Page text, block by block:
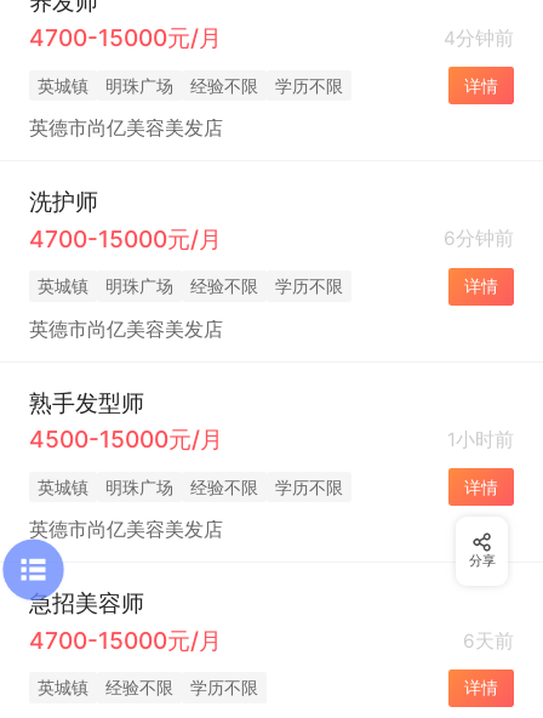
4700-15000元/月
4分钟前
英城镇 明珠广场 经验不限 学历不限 详情
英德市尚亿美容美发店
洗护师
4700-15000元/月
6分钟前
英城镇 明珠广场 经验不限 学历不限 详情
英德市尚亿美容美发店
熟手发型师
4500-15000元/月
1小时前
英城镇 明珠广场 经验不限 学历不限 详情
英德市尚亿美容美发店
急招美容师
4700-15000元/月
6天前
英城镇 经验不限 学历不限 详情
分享